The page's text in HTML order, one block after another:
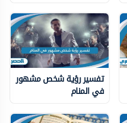
تفسير رؤية شخص مشهور
في المنام